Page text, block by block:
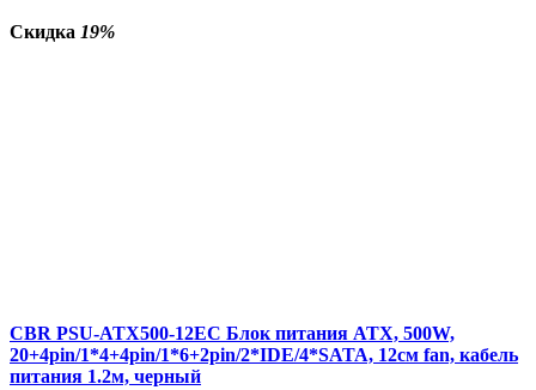
Скидка 19%
CBR PSU-ATX500-12EC Блок питания ATX, 500W,
20+4pin/1*4+4pin/1*6+2pin/2*IDE/4*SATA, 12см fan, кабель
питания 1.2м, черный